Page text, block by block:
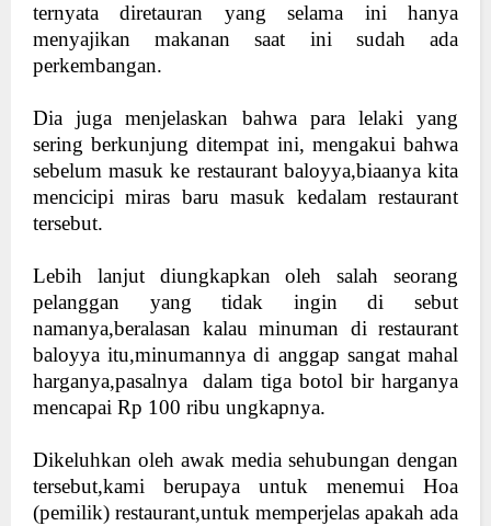
ternyata diretauran yang selama ini hanya
menyajikan makanan saat ini sudah ada
perkembangan.
Dia juga menjelaskan bahwa para lelaki yang
sering berkunjung ditempat ini, mengakui bahwa
sebelum masuk ke restaurant baloyya,biaanya kita
mencicipi miras baru masuk kedalam restaurant
tersebut.
Lebih lanjut diungkapkan oleh salah seorang
pelanggan yang tidak ingin di sebut
namanya,beralasan kalau minuman di restaurant
baloyya itu,minumannya di anggap sangat mahal
harganya,pasalnya
dalam tiga botol bir harganya
mencapai Rp 100 ribu ungkapnya.
Dikeluhkan oleh awak media sehubungan dengan
tersebut,kami berupaya untuk menemui Hoa
(pemilik) restaurant,untuk memperjelas apakah ada